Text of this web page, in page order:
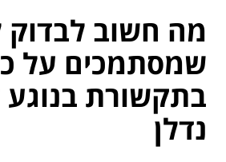
מה חשוב לבדוק
שמסתמכים על
בתקשורת בנוגע
נדלן